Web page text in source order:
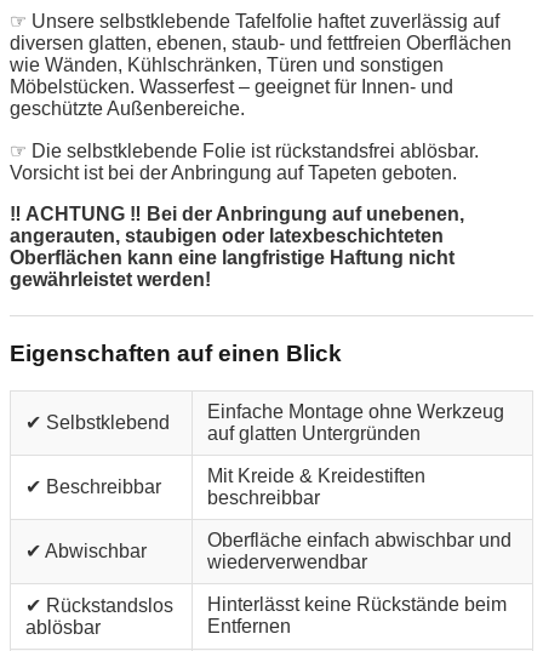
☞ Unsere selbstklebende Tafelfolie haftet zuverlässig auf
diversen glatten, ebenen, staub- und fettfreien Oberflächen
wie Wänden, Kühlschränken, Türen und sonstigen
Möbelstücken. Wasserfest – geeignet für Innen- und
geschützte Außenbereiche.
☞ Die selbstklebende Folie ist rückstandsfrei ablösbar.
Vorsicht ist bei der Anbringung auf Tapeten geboten.
‼ ACHTUNG ‼ Bei der Anbringung auf unebenen,
angerauten, staubigen oder latexbeschichteten
Oberflächen kann eine langfristige Haftung nicht
gewährleistet werden!
Eigenschaften auf einen Blick
✔ Selbstklebend
Einfache Montage ohne Werkzeug
auf glatten Untergründen
✔ Beschreibbar
Mit Kreide & Kreidestiften
beschreibbar
✔ Abwischbar
Oberfläche einfach abwischbar und
wiederverwendbar
✔ Rückstandslos
ablösbar
Hinterlässt keine Rückstände beim
Entfernen